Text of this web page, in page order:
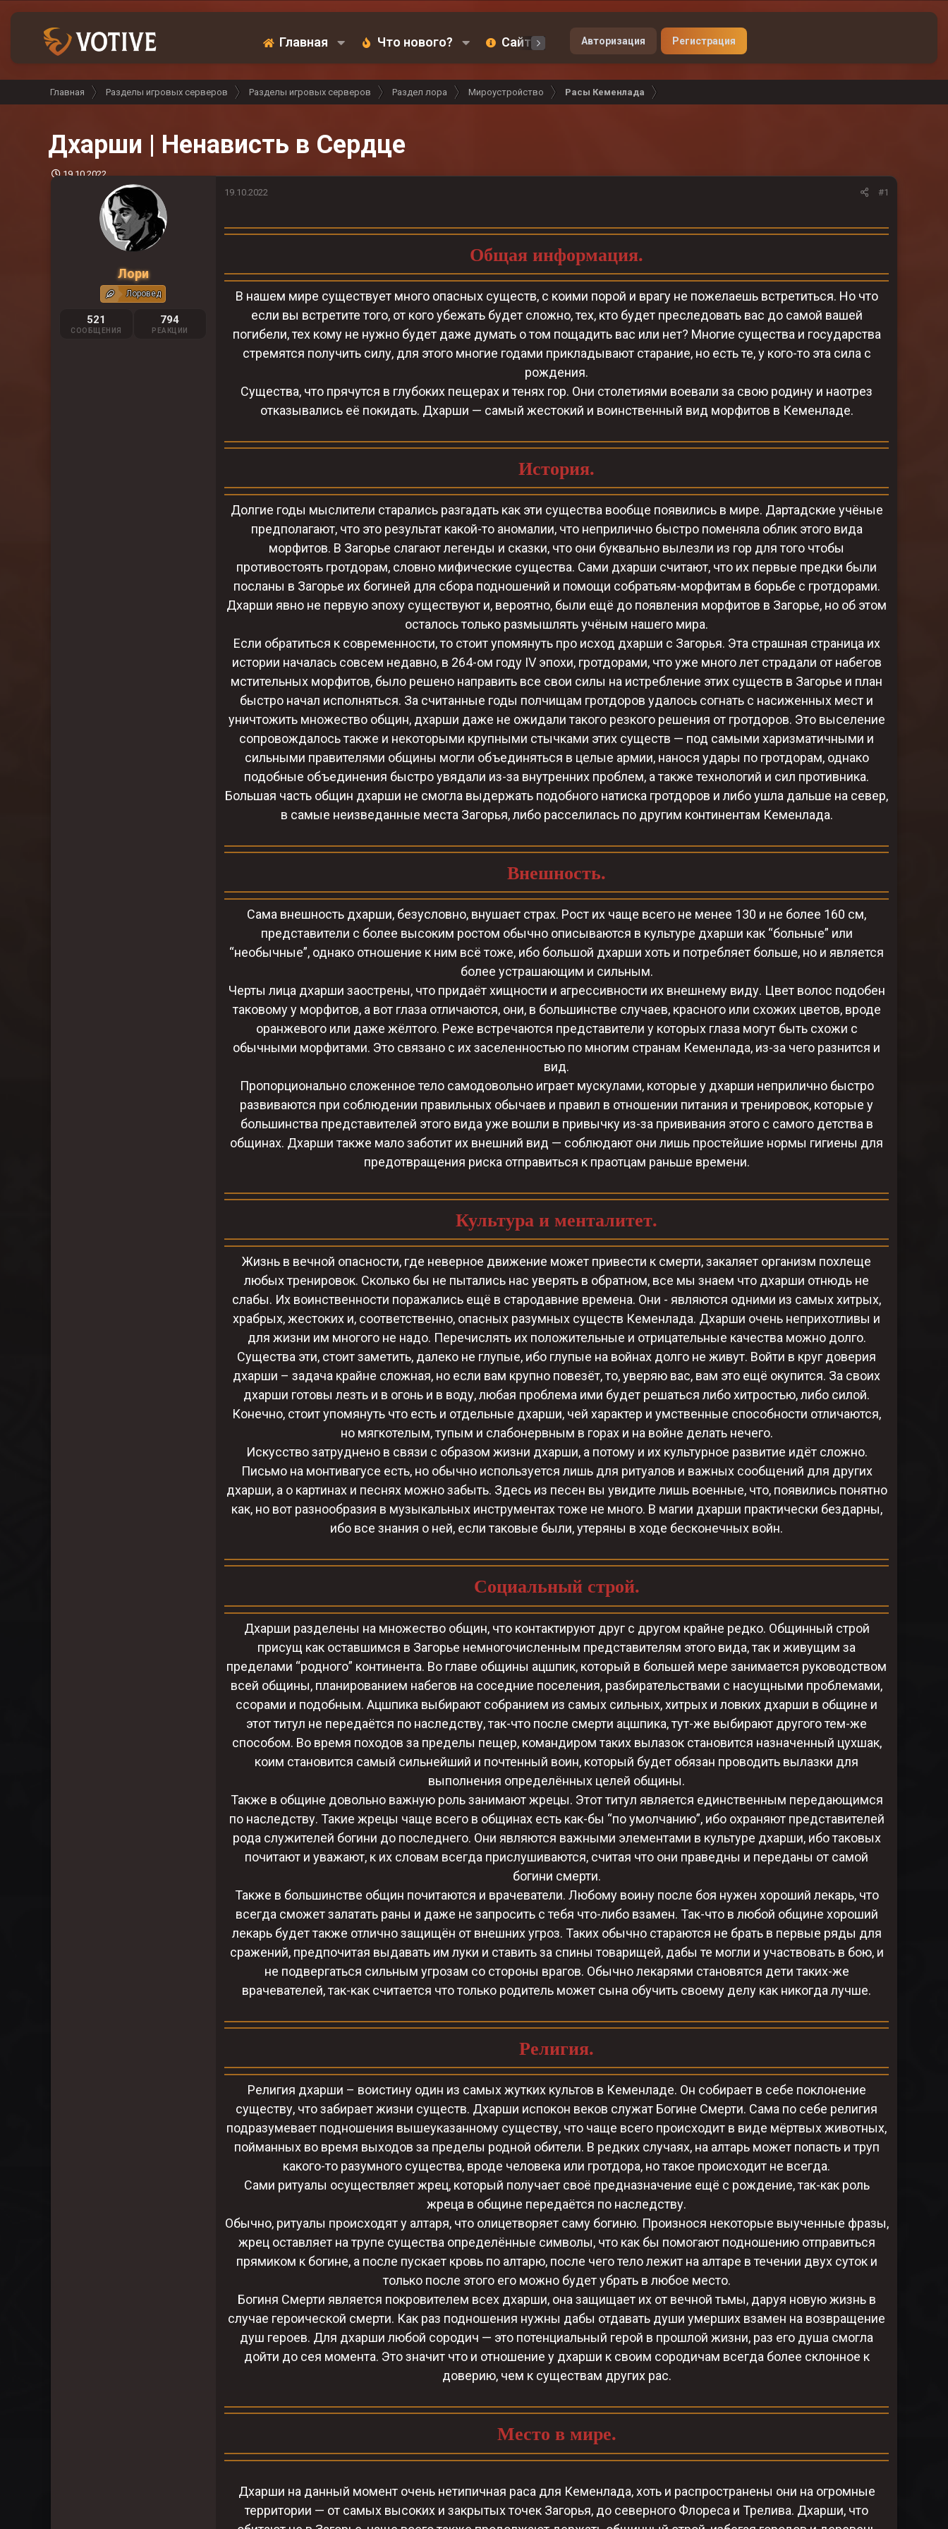
Главная Что нового? Сайт Карта Донат
Авторизация Регистрация
Главная Разделы игровых серверов Разделы игровых серверов Раздел лора Мироустройство Расы Кеменлада
Дхарши | Ненависть в Сердце
Д
19.10.2022
Лори
Лоровед
СООБЩЕНИЯ
521
РЕАКЦИИ
794
19.10.2022 #1
Общая информация.
В нашем мире существует много опасных существ, с коими порой и врагу не пожелаешь встретиться. Но что
если вы встретите того, от кого убежать будет сложно, тех, кто будет преследовать вас до самой вашей
погибели, тех кому не нужно будет даже думать о том пощадить вас или нет? Многие существа и государства
стремятся получить силу, для этого многие годами прикладывают старание, но есть те, у кого-то эта сила с
рождения.
Существа, что прячутся в глубоких пещерах и тенях гор. Они столетиями воевали за свою родину и наотрез
отказывались её покидать. Дхарши — самый жестокий и воинственный вид морфитов в Кеменладе.
История.
Долгие годы мыслители старались разгадать как эти существа вообще появились в мире. Дартадские учёные
предполагают, что это результат какой-то аномалии, что неприлично быстро поменяла облик этого вида
морфитов. В Загорье слагают легенды и сказки, что они буквально вылезли из гор для того чтобы
противостоять гротдорам, словно мифические существа. Сами дхарши считают, что их первые предки были
посланы в Загорье их богиней для сбора подношений и помощи собратьям-морфитам в борьбе с гротдорами.
Дхарши явно не первую эпоху существуют и, вероятно, были ещё до появления морфитов в Загорье, но об этом
осталось только размышлять учёным нашего мира.
Если обратиться к современности, то стоит упомянуть про исход дхарши с Загорья. Эта страшная страница их
истории началась совсем недавно, в 264-ом году IV эпохи, гротдорами, что уже много лет страдали от набегов
мстительных морфитов, было решено направить все свои силы на истребление этих существ в Загорье и план
быстро начал исполняться. За считанные годы полчищам гротдоров удалось согнать с насиженных мест и
уничтожить множество общин, дхарши даже не ожидали такого резкого решения от гротдоров. Это выселение
сопровождалось также и некоторыми крупными стычками этих существ — под самыми харизматичными и
сильными правителями общины могли объединяться в целые армии, нанося удары по гротдорам, однако
подобные объединения быстро увядали из-за внутренних проблем, а также технологий и сил противника.
Большая часть общин дхарши не смогла выдержать подобного натиска гротдоров и либо ушла дальше на север,
в самые неизведанные места Загорья, либо расселилась по другим континентам Кеменлада.
Внешность.
Сама внешность дхарши, безусловно, внушает страх. Рост их чаще всего не менее 130 и не более 160 см,
представители с более высоким ростом обычно описываются в культуре дхарши как “больные” или
“необычные”, однако отношение к ним всё тоже, ибо большой дхарши хоть и потребляет больше, но и является
более устрашающим и сильным.
Черты лица дхарши заострены, что придаёт хищности и агрессивности их внешнему виду. Цвет волос подобен
таковому у морфитов, а вот глаза отличаются, они, в большинстве случаев, красного или схожих цветов, вроде
оранжевого или даже жёлтого. Реже встречаются представители у которых глаза могут быть схожи с
обычными морфитами. Это связано с их заселенностью по многим странам Кеменлада, из-за чего разнится и
вид.
Пропорционально сложенное тело самодовольно играет мускулами, которые у дхарши неприлично быстро
развиваются при соблюдении правильных обычаев и правил в отношении питания и тренировок, которые у
большинства представителей этого вида уже вошли в привычку из-за прививания этого с самого детства в
общинах. Дхарши также мало заботит их внешний вид — соблюдают они лишь простейшие нормы гигиены для
предотвращения риска отправиться к праотцам раньше времени.
Культура и менталитет.
Жизнь в вечной опасности, где неверное движение может привести к смерти, закаляет организм похлеще
любых тренировок. Сколько бы не пытались нас уверять в обратном, все мы знаем что дхарши отнюдь не
слабы. Их воинственности поражались ещё в стародавние времена. Они - являются одними из самых хитрых,
храбрых, жестоких и, соответственно, опасных разумных существ Кеменлада. Дхарши очень неприхотливы и
для жизни им многого не надо. Перечислять их положительные и отрицательные качества можно долго.
Существа эти, стоит заметить, далеко не глупые, ибо глупые на войнах долго не живут. Войти в круг доверия
дхарши – задача крайне сложная, но если вам крупно повезёт, то, уверяю вас, вам это ещё окупится. За своих
дхарши готовы лезть и в огонь и в воду, любая проблема ими будет решаться либо хитростью, либо силой.
Конечно, стоит упомянуть что есть и отдельные дхарши, чей характер и умственные способности отличаются,
но мягкотелым, тупым и слабонервным в горах и на войне делать нечего.
Искусство затруднено в связи с образом жизни дхарши, а потому и их культурное развитие идёт сложно.
Письмо на монтивагусе есть, но обычно используется лишь для ритуалов и важных сообщений для других
дхарши, а о картинах и песнях можно забыть. Здесь из песен вы увидите лишь военные, что, появились понятно
как, но вот разнообразия в музыкальных инструментах тоже не много. В магии дхарши практически бездарны,
ибо все знания о ней, если таковые были, утеряны в ходе бесконечных войн.
Социальный строй.
Дхарши разделены на множество общин, что контактируют друг с другом крайне редко. Общинный строй
присущ как оставшимся в Загорье немногочисленным представителям этого вида, так и живущим за
пределами “родного” континента. Во главе общины ацшпик, который в большей мере занимается руководством
всей общины, планированием набегов на соседние поселения, разбирательствами с насущными проблемами,
ссорами и подобным. Ацшпика выбирают собранием из самых сильных, хитрых и ловких дхарши в общине и
этот титул не передаётся по наследству, так-что после смерти ацшпика, тут-же выбирают другого тем-же
способом. Во время походов за пределы пещер, командиром таких вылазок становится назначенный цухшак,
коим становится самый сильнейший и почтенный воин, который будет обязан проводить вылазки для
выполнения определённых целей общины.
Также в общине довольно важную роль занимают жрецы. Этот титул является единственным передающимся
по наследству. Такие жрецы чаще всего в общинах есть как-бы “по умолчанию”, ибо охраняют представителей
рода служителей богини до последнего. Они являются важными элементами в культуре дхарши, ибо таковых
почитают и уважают, к их словам всегда прислушиваются, считая что они праведны и переданы от самой
богини смерти.
Также в большинстве общин почитаются и врачеватели. Любому воину после боя нужен хороший лекарь, что
всегда сможет залатать раны и даже не запросить с тебя что-либо взамен. Так-что в любой общине хороший
лекарь будет также отлично защищён от внешних угроз. Таких обычно стараются не брать в первые ряды для
сражений, предпочитая выдавать им луки и ставить за спины товарищей, дабы те могли и участвовать в бою, и
не подвергаться сильным угрозам со стороны врагов. Обычно лекарями становятся дети таких-же
врачевателей, так-как считается что только родитель может сына обучить своему делу как никогда лучше.
Религия.
Религия дхарши – воистину один из самых жутких культов в Кеменладе. Он собирает в себе поклонение
существу, что забирает жизни существ. Дхарши испокон веков служат Богине Смерти. Сама по себе религия
подразумевает подношения вышеуказанному существу, что чаще всего происходит в виде мёртвых животных,
пойманных во время выходов за пределы родной обители. В редких случаях, на алтарь может попасть и труп
какого-то разумного существа, вроде человека или гротдора, но такое происходит не всегда.
Сами ритуалы осуществляет жрец, который получает своё предназначение ещё с рождение, так-как роль
жреца в общине передаётся по наследству.
Обычно, ритуалы происходят у алтаря, что олицетворяет саму богиню. Произнося некоторые выученные фразы,
жрец оставляет на трупе существа определённые символы, что как бы помогают подношению отправиться
прямиком к богине, а после пускает кровь по алтарю, после чего тело лежит на алтаре в течении двух суток и
только после этого его можно будет убрать в любое место.
Богиня Смерти является покровителем всех дхарши, она защищает их от вечной тьмы, даруя новую жизнь в
случае героической смерти. Как раз подношения нужны дабы отдавать души умерших взамен на возвращение
душ героев. Для дхарши любой сородич — это потенциальный герой в прошлой жизни, раз его душа смогла
дойти до сея момента. Это значит что и отношение у дхарши к своим сородичам всегда более склонное к
доверию, чем к существам других рас.
Место в мире.
Дхарши на данный момент очень нетипичная раса для Кеменлада, хоть и распространены они на огромные
территории — от самых высоких и закрытых точек Загорья, до северного Флореса и Трелива. Дхарши, что